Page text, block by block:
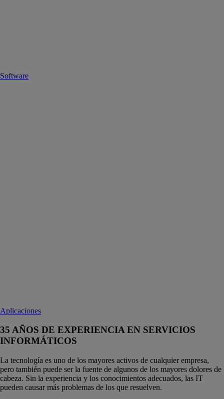
Software
Aplicaciones
35 AÑOS DE EXPERIENCIA EN SERVICIOS
INFORMÁTICOS
La tecnología es uno de los mayores activos de cualquier empresa,
pero también puede ser la fuente de algunos de los mayores dolores de
cabeza. Sin la experiencia y los conocimientos adecuados, las IT
pueden causar más problemas de los que resuelven.